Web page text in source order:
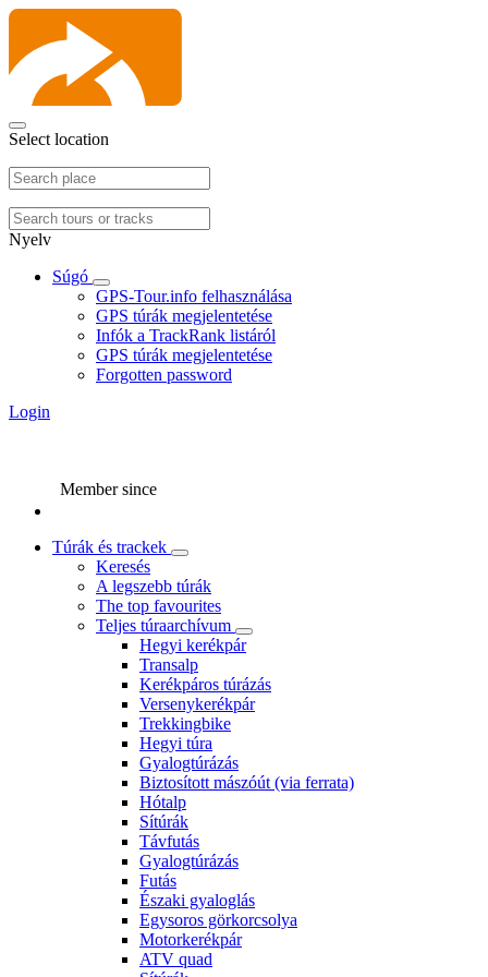
Select location
Nyelv
Súgó
GPS-Tour.info felhasználása
GPS túrák megjelentetése
Infók a TrackRank listáról
GPS túrák megjelentetése
Forgotten password
Login
Member since
Túrák és trackek
Keresés
A legszebb túrák
The top favourites
Teljes túraarchívum
Hegyi kerékpár
Transalp
Kerékpáros túrázás
Versenykerékpár
Trekkingbike
Hegyi túra
Gyalogtúrázás
Biztosított mászóút (via ferrata)
Hótalp
Sítúrák
Távfutás
Gyalogtúrázás
Futás
Északi gyaloglás
Egysoros görkorcsolya
Motorkerékpár
ATV quad